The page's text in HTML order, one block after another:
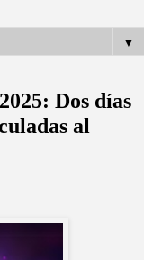
▼
Dos días
al